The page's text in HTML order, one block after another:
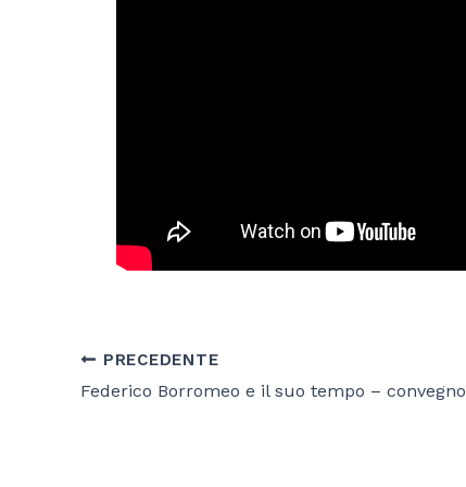
PRECEDENTE
Federico Borromeo e il suo tempo – convegno